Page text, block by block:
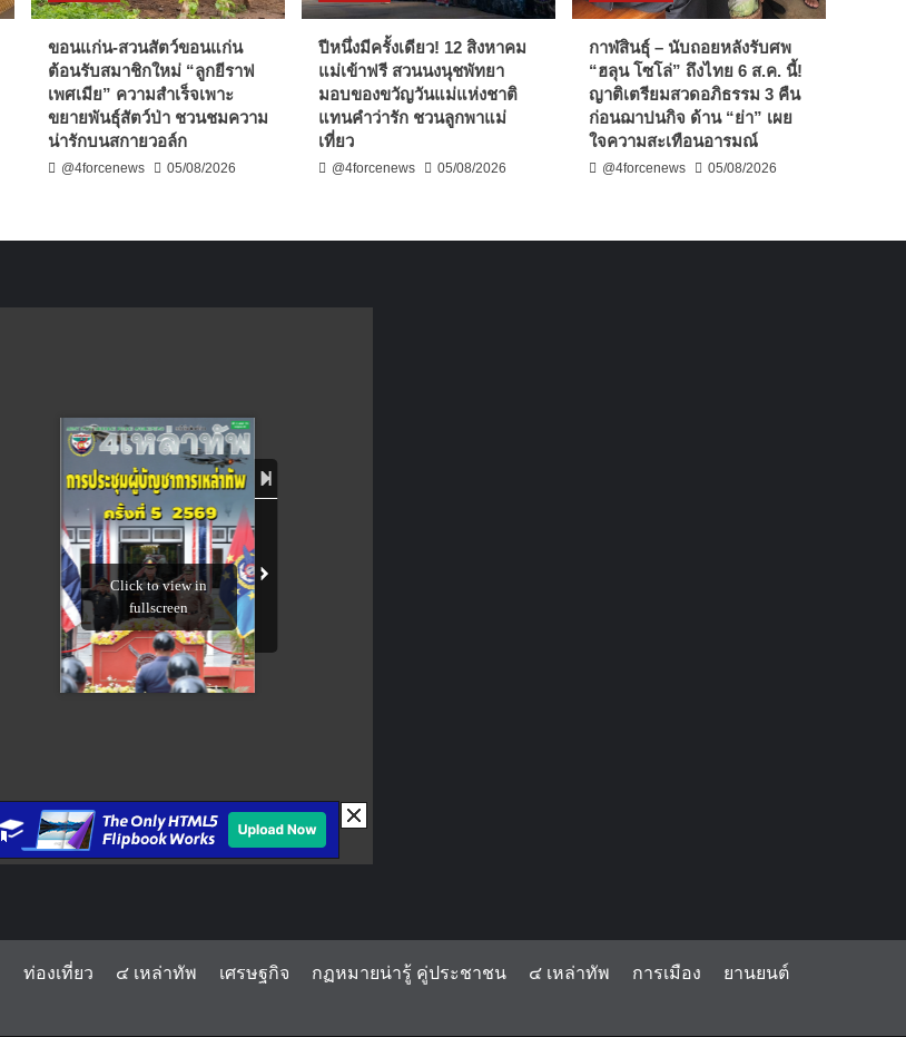
ขอนแก่น-สวนสัตว์ขอนแก่น
ต้อนรับสมาชิกใหม่ “ลูกยีราฟ
เพศเมีย” ความสำเร็จเพาะ
ขยายพันธุ์สัตว์ป่า ชวนชมความ
น่ารักบนสกายวอล์ก
@4forcenews 05/08/2026
ปีหนึ่งมีครั้งเดียว! 12 สิงหาคม
แม่เข้าฟรี สวนนงนุชพัทยา
มอบของขวัญวันแม่แห่งชาติ
แทนคำว่ารัก ชวนลูกพาแม่
เที่ยว
@4forcenews 05/08/2026
กาฬสินธุ์ – นับถอยหลังรับศพ
“ฮลุน โซโล่” ถึงไทย 6 ส.ค. นี้!
ญาติเตรียมสวดอภิธรรม 3 คืน
ก่อนฌาปนกิจ ด้าน “ย่า” เผย
ใจความสะเทือนอารมณ์
@4forcenews 05/08/2026
ท่องเที่ยว ๔ เหล่าทัพ เศรษฐกิจ กฏหมายน่ารู้ คู่ประชาชน ๔ เหล่าทัพ การเมือง
ยานยนต์